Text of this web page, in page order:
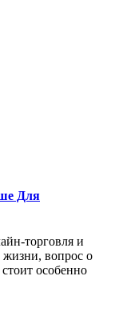
Для
торговля и
жизни, вопрос о
особенно